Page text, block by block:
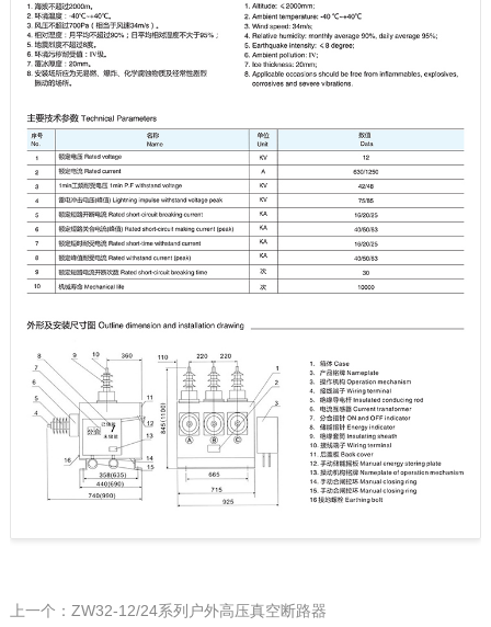
上一个：ZW32-12/24系列户外高压真空断路器